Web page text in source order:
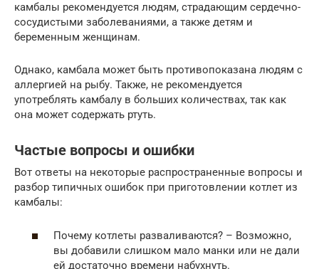
камбалы рекомендуется людям, страдающим сердечно-
сосудистыми заболеваниями, а также детям и
беременным женщинам.
Однако, камбала может быть противопоказана людям с
аллергией на рыбу. Также, не рекомендуется
употреблять камбалу в больших количествах, так как
она может содержать ртуть.
Частые вопросы и ошибки
Вот ответы на некоторые распространенные вопросы и
разбор типичных ошибок при приготовлении котлет из
камбалы:
Почему котлеты разваливаются? – Возможно,
вы добавили слишком мало манки или не дали
ей достаточно времени набухнуть.